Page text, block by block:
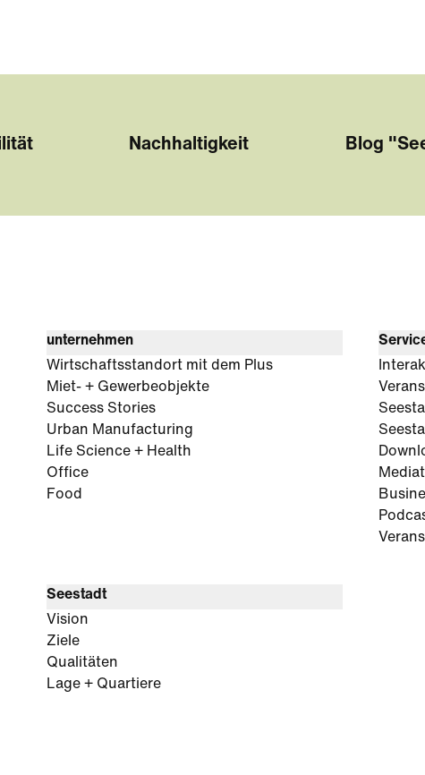
Nachhaltigkeit Blog
unternehmen
Wirtschaftsstandort mit dem Plus
Miet- + Gewerbeobjekte
Success Stories
Urban Manufacturing
Life Science + Health
Office
Food
Seestadt
Vision
Ziele
Qualitäten
Lage + Quartiere